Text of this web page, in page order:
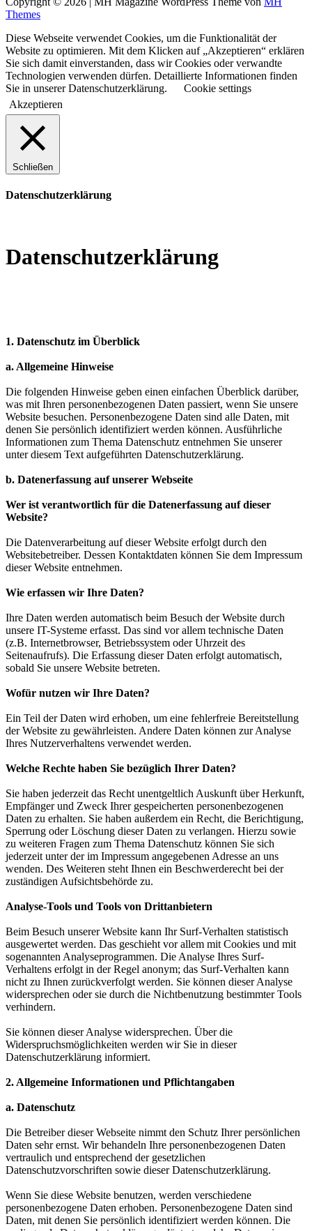
Themes
Diese Webseite verwendet Cookies, um die Funktionalität der
Website zu optimieren. Mit dem Klicken auf „Akzeptieren“ erklären
Sie sich damit einverstanden, dass wir Cookies oder verwandte
Technologien verwenden dürfen. Detaillierte Informationen finden
Sie in unserer Datenschutzerklärung.
Cookie settings
Akzeptieren
Schließen
Datenschutzerklärung
Datenschutzerklärung
1. Datenschutz im Überblick
a. Allgemeine Hinweise
Die folgenden Hinweise geben einen einfachen Überblick darüber,
was mit Ihren personenbezogenen Daten passiert, wenn Sie unsere
Website besuchen. Personenbezogene Daten sind alle Daten, mit
denen Sie persönlich identifiziert werden können. Ausführliche
Informationen zum Thema Datenschutz entnehmen Sie unserer
unter diesem Text aufgeführten Datenschutzerklärung.
b. Datenerfassung auf unserer Webseite
Wer ist verantwortlich für die Datenerfassung auf dieser
Website?
Die Datenverarbeitung auf dieser Website erfolgt durch den
Websitebetreiber. Dessen Kontaktdaten können Sie dem Impressum
dieser Website entnehmen.
Wie erfassen wir Ihre Daten?
Ihre Daten werden automatisch beim Besuch der Website durch
unsere IT-Systeme erfasst. Das sind vor allem technische Daten
(z.B. Internetbrowser, Betriebssystem oder Uhrzeit des
Seitenaufrufs). Die Erfassung dieser Daten erfolgt automatisch,
sobald Sie unsere Website betreten.
Wofür nutzen wir Ihre Daten?
Ein Teil der Daten wird erhoben, um eine fehlerfreie Bereitstellung
der Website zu gewährleisten. Andere Daten können zur Analyse
Ihres Nutzerverhaltens verwendet werden.
Welche Rechte haben Sie bezüglich Ihrer Daten?
Sie haben jederzeit das Recht unentgeltlich Auskunft über Herkunft,
Empfänger und Zweck Ihrer gespeicherten personenbezogenen
Daten zu erhalten. Sie haben außerdem ein Recht, die Berichtigung,
Sperrung oder Löschung dieser Daten zu verlangen. Hierzu sowie
zu weiteren Fragen zum Thema Datenschutz können Sie sich
jederzeit unter der im Impressum angegebenen Adresse an uns
wenden. Des Weiteren steht Ihnen ein Beschwerderecht bei der
zuständigen Aufsichtsbehörde zu.
Analyse-Tools und Tools von Drittanbietern
Beim Besuch unserer Website kann Ihr Surf-Verhalten statistisch
ausgewertet werden. Das geschieht vor allem mit Cookies und mit
sogenannten Analyseprogrammen. Die Analyse Ihres Surf-
Verhaltens erfolgt in der Regel anonym; das Surf-Verhalten kann
nicht zu Ihnen zurückverfolgt werden. Sie können dieser Analyse
widersprechen oder sie durch die Nichtbenutzung bestimmter Tools
verhindern.
Sie können dieser Analyse widersprechen. Über die
Widerspruchsmöglichkeiten werden wir Sie in dieser
Datenschutzerklärung informiert.
2. Allgemeine Informationen und Pflichtangaben
a. Datenschutz
Die Betreiber dieser Webseite nimmt den Schutz Ihrer persönlichen
Daten sehr ernst. Wir behandeln Ihre personenbezogenen Daten
vertraulich und entsprechend der gesetzlichen
Datenschutzvorschriften sowie dieser Datenschutzerklärung.
Wenn Sie diese Website benutzen, werden verschiedene
personenbezogene Daten erhoben. Personenbezogene Daten sind
Daten, mit denen Sie persönlich identifiziert werden können. Die